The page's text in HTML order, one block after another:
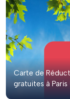
Carte de
gratuites à Paris